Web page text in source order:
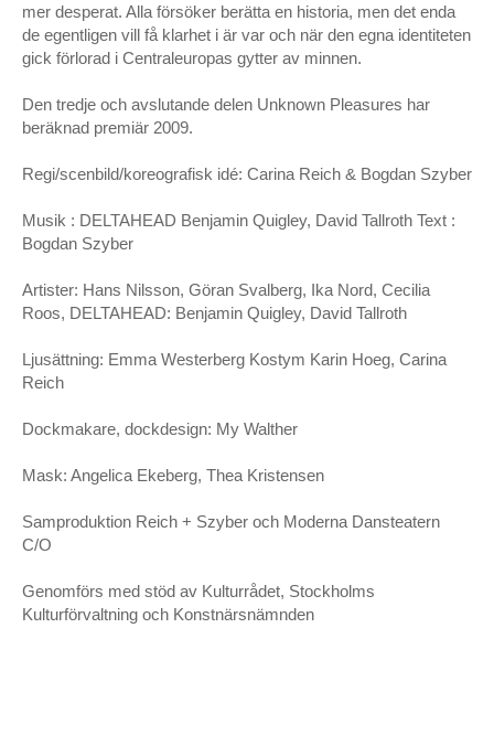
mer desperat. Alla försöker berätta en historia, men det enda
de egentligen vill få klarhet i är var och när den egna identiteten
gick förlorad i Centraleuropas gytter av minnen.
Den tredje och avslutande delen Unknown Pleasures har
beräknad premiär 2009.
Regi/scenbild/koreografisk idé: Carina Reich & Bogdan Szyber
Musik : DELTAHEAD Benjamin Quigley, David Tallroth Text :
Bogdan Szyber
Artister: Hans Nilsson, Göran Svalberg, Ika Nord, Cecilia
Roos, DELTAHEAD: Benjamin Quigley, David Tallroth
Ljusättning: Emma Westerberg Kostym Karin Hoeg, Carina
Reich
Dockmakare, dockdesign: My Walther
Mask: Angelica Ekeberg, Thea Kristensen
Samproduktion Reich + Szyber och Moderna Dansteatern
C/O
Genomförs med stöd av Kulturrådet, Stockholms
Kulturförvaltning och Konstnärsnämnden